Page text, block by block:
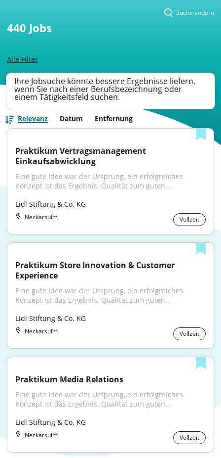
Alle Filter
Suche ändern
440 Jobs
Ihre Jobsuche könnte bessere Ergebnisse liefern,
wenn Sie nach einer Berufsbezeichnung oder
einem Tätigkeitsfeld suchen.
Relevanz Datum Entfernung
Praktikum Vertragsmanagement
Einkaufsabwicklung
Eine gute Idee war der Ursprung, ein erfolgreiches
Konzept ist das Ergebnis. Qualität zum guten...
Lidl Stiftung & Co. KG
Neckarsulm Vollzeit
Praktikum Store Innovation & Customer
Experience
Eine gute Idee war der Ursprung, ein erfolgreiches
Konzept ist das Ergebnis. Qualität zum guten...
Lidl Stiftung & Co. KG
Neckarsulm Vollzeit
Praktikum Media Relations
Eine gute Idee war der Ursprung, ein erfolgreiches
Konzept ist das Ergebnis. Qualität zum guten...
Lidl Stiftung & Co. KG
Neckarsulm Vollzeit